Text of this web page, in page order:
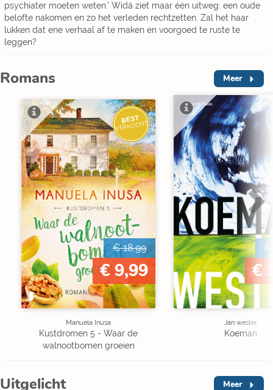
psychiater moeten weten.’ Widá ziet maar één uitweg: een oude
belofte nakomen en zo het verleden rechtzetten. Zal het haar
lukken dat ene verhaal af te maken en voorgoed te ruste te
leggen?
Romans Meer
BEST
VERKOCHT
€ 18,99
€ 9,99
Manuela Inusa
Kustdromen 5 - Waar de
walnootbomen groeien
€
€
Jan wester
Koeman
Uitgelicht Meer